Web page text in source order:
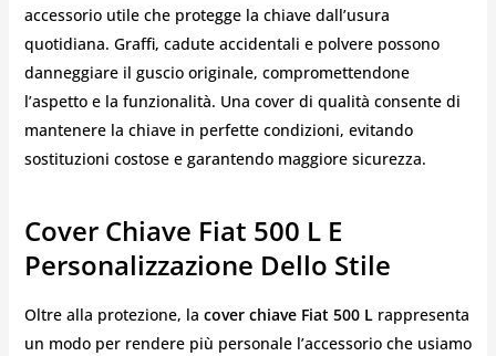
accessorio utile che protegge la chiave dall’usura
quotidiana. Graffi, cadute accidentali e polvere possono
danneggiare il guscio originale, compromettendone
l’aspetto e la funzionalità. Una cover di qualità consente di
mantenere la chiave in perfette condizioni, evitando
sostituzioni costose e garantendo maggiore sicurezza.
Cover Chiave Fiat 500 L E
Personalizzazione Dello Stile
Oltre alla protezione, la cover chiave Fiat 500 L rappresenta
un modo per rendere più personale l’accessorio che usiamo